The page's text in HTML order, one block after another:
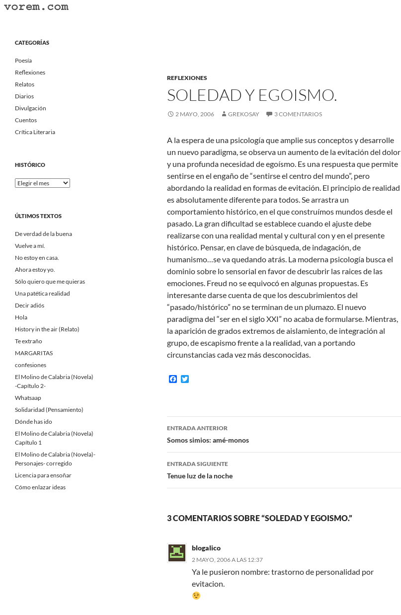
Saltar
REFLEXIONES
SOLEDAD Y EGOISMO.
2 MAYO, 2006 GREKOSAY 3 COMENTARIOS
A la espera de una psicología que amplie sus conceptos y desarrolle
un nuevo paradigma, se observa un aumento de la evitación del dolor
y una profunda necesidad de egoísmo. Es una respuesta que permite
sentirse en el engaño de “sentirse el centro del mundo”, pero
abordando la realidad en formas de evitación. El principio de realidad
es absolutamente diferente para todos. Se arrastra un
comportamiento histórico, en el que construímos mundos desde el
pasado. La gran dificultad se establece cuando el ajuste debe
realizarse con una realidad mental y cultural con y en el presente
histórico. Pensar, en clave de búsqueda, de indagación, de
humanismo…se va quedando atrás. La moderna psicología busca el
dominio sobre lo sensorial en favor de descubrir las raices de las
emociones. Freud no se equivocó en algunas propuestas. Es
interesante darse cuenta de que los descubrimientos del
“pasado/histórico” no se terminan de un plumazo. El nuevo
paradigma del “ser en el siglo XXI” no acaba de formularse. Mientras,
la aparición de grados extremos de aislamiento, de integración al
grupo, de escapismo frente a la realidad, van a portando
circunstancias cada vez más desconocidas.
F
o
o
e
r
Navegación
de
entradas
ENTRADA ANTERIOR
Somos simios: amé-monos
ENTRADA SIGUIENTE
Tenue luz de la noche
3 COMENTARIOS SOBRE “SOLEDAD Y EGOISMO.”
blogalico
2 MAYO, 2006 A LAS 12:37
Ya le pusieron nombre: trastorno de personalidad por
evitacion.
Portal Literario Independiente
CATEGORÍAS
Poesía
Reflexiones
Relatos
Diarios
Divulgación
Cuentos
Crítica Literaria
HISTÓRICO
Histórico
ÚLTIMOS TEXTOS
De verdad de la buena
Vuelve a mí.
No estoy en casa.
Ahora estoy yo.
Sólo quiero que me quieras
Una patética realidad
Decir adiós
Hola
History in the air (Relato)
Te extraño
MARGARITAS
confesiones
El Molino de Calabria (Novela)
-Capítulo 2-
Whatsaap
Solidaridad (Pensamiento)
Dónde has ido
El Molino de Calabria (Novela)
Capítulo 1
El Molino de Calabria (Novela)-
Personajes- corregido
Licencia para ensoñar
Cómo enlazar ideas